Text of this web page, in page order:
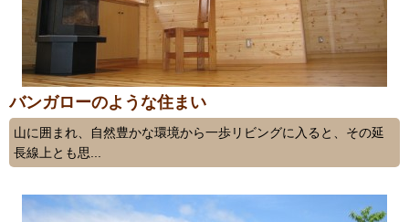
バンガローのような住まい
山に囲まれ、自然豊かな環境から一歩リビングに入ると、その延
長線上とも思...